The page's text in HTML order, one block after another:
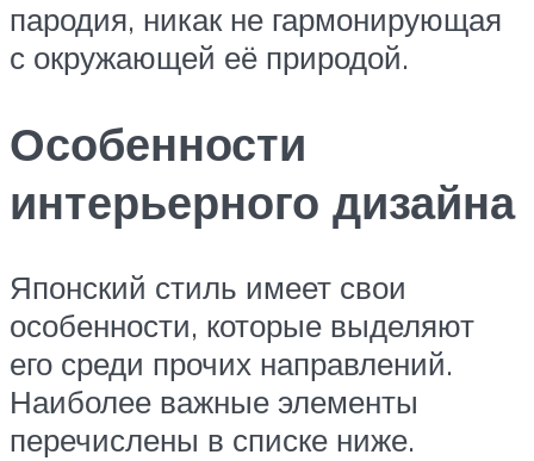
пародия, никак не гармонирующая
с окружающей её природой.
Особенности
интерьерного дизайна
Японский стиль имеет свои
особенности, которые выделяют
его среди прочих направлений.
Наиболее важные элементы
перечислены в списке ниже.